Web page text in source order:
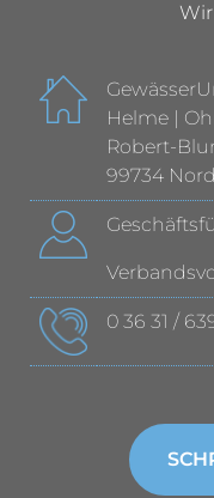
Helme |
Robert-
99734
0 36 31 /